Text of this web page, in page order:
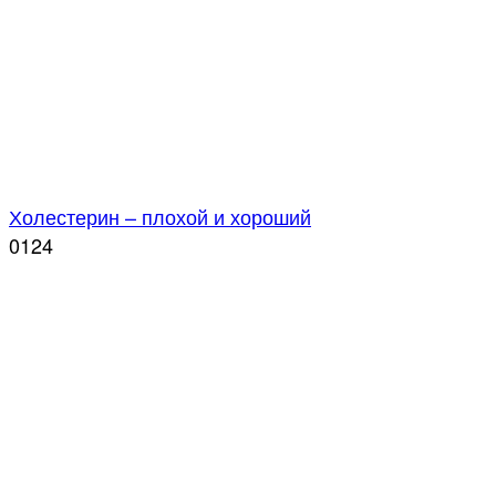
Холестерин – плохой и хороший
0124